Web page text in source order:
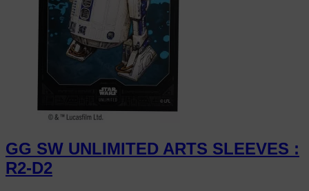
GG SW UNLIMITED ARTS SLEEVES :
R2-D2